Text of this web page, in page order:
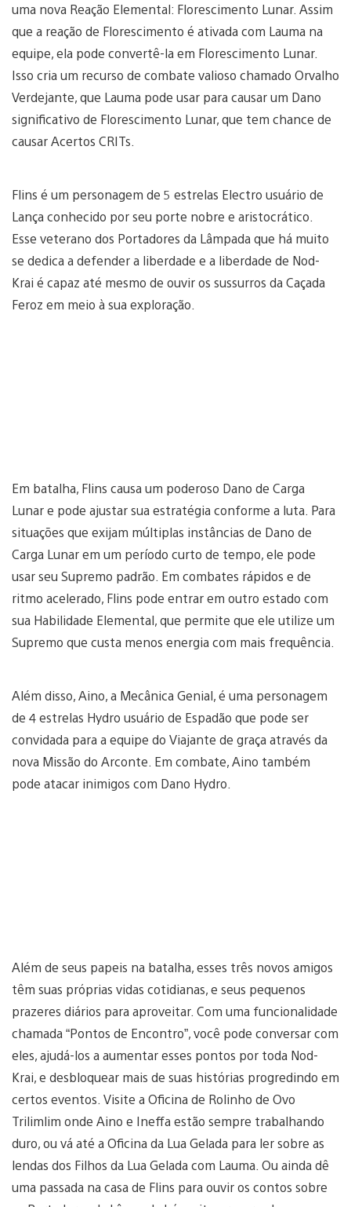
uma nova Reação Elemental: Florescimento Lunar. Assim
que a reação de Florescimento é ativada com Lauma na
equipe, ela pode convertê-la em Florescimento Lunar.
Isso cria um recurso de combate valioso chamado Orvalho
Verdejante, que Lauma pode usar para causar um Dano
significativo de Florescimento Lunar, que tem chance de
causar Acertos CRITs.
Flins é um personagem de 5 estrelas Electro usuário de
Lança conhecido por seu porte nobre e aristocrático.
Esse veterano dos Portadores da Lâmpada que há muito
se dedica a defender a liberdade e a liberdade de Nod-
Krai é capaz até mesmo de ouvir os sussurros da Caçada
Feroz em meio à sua exploração.
Em batalha, Flins causa um poderoso Dano de Carga
Lunar e pode ajustar sua estratégia conforme a luta. Para
situações que exijam múltiplas instâncias de Dano de
Carga Lunar em um período curto de tempo, ele pode
usar seu Supremo padrão. Em combates rápidos e de
ritmo acelerado, Flins pode entrar em outro estado com
sua Habilidade Elemental, que permite que ele utilize um
Supremo que custa menos energia com mais frequência.
Além disso, Aino, a Mecânica Genial, é uma personagem
de 4 estrelas Hydro usuário de Espadão que pode ser
convidada para a equipe do Viajante de graça através da
nova Missão do Arconte. Em combate, Aino também
pode atacar inimigos com Dano Hydro.
Além de seus papeis na batalha, esses três novos amigos
têm suas próprias vidas cotidianas, e seus pequenos
prazeres diários para aproveitar. Com uma funcionalidade
chamada “Pontos de Encontro”, você pode conversar com
eles, ajudá-los a aumentar esses pontos por toda Nod-
Krai, e desbloquear mais de suas histórias progredindo em
certos eventos. Visite a Oficina de Rolinho de Ovo
Trilimlim onde Aino e Ineffa estão sempre trabalhando
duro, ou vá até a Oficina da Lua Gelada para ler sobre as
lendas dos Filhos da Lua Gelada com Lauma. Ou ainda dê
uma passada na casa de Flins para ouvir os contos sobre